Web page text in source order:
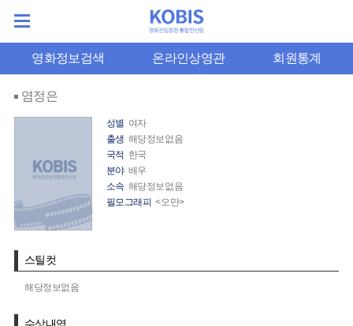
영화정보검색 온라인상영관 회원통계
염정은
성별 여자
출생 해당정보없음
국적 한국
분야 배우
소속 해당정보없음
필모그래피 <오만>
스틸컷
해당정보없음